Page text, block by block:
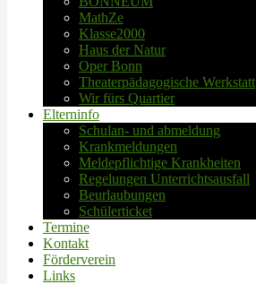
MathZe
Klasse2000
Haus der Natur
Oper Bonn
Theaterpädagogische Werkstatt
Wir fürs Quartier
Elterninfo
Schulan- und abmeldung
Krankmeldungen
Meldepflichtige Krankheiten
Regelungen Unterrichtsausfall
Beurlaubungen
Schülerticket
Termine
Kontakt
Förderverein
Links